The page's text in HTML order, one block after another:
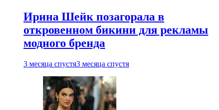
Ирина Шейк позагорала в
откровенном бикини для рекламы
модного бренда
3 месяца спустя3 месяца спустя